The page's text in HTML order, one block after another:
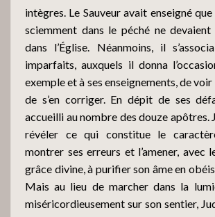
intègres. Le Sauveur avait enseigné
sciemment dans le péché ne
dans l’Église. Néanmoins, il
imparfaits, auxquels il donna
exemple et à ses enseignements, de
de s’en corriger. En dépit de ses
accueilli au nombre des douze apôtres.
révéler ce qui constitue le
montrer ses erreurs et l’amener, avec
grâce divine, à purifier son âme en
Mais au lieu de marcher dans la
miséricordieusement sur son sentier,